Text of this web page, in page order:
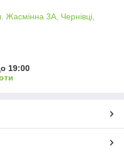
Жасмінна 3А, Чернівці,
19:00